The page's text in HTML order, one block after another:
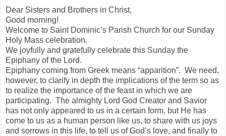
Dear Sisters and Brothers in Christ,
Good morning!
Welcome to Saint Dominic’s Parish Church for our Sunday
Holy Mass celebration.
We joyfully and gratefully celebrate this Sunday the
Epiphany of the Lord.
Epiphany coming from Greek means “apparition”. We need,
however, to clarify in depth the implications of the term so as
to realize the importance of the feast in which we are
participating. The almighty Lord God Creator and Savior
has not only appeared to us in a certain form, but He has
come to us as a human person like us, to share with us joys
and sorrows in this life, to tell us of God’s love, and finally to